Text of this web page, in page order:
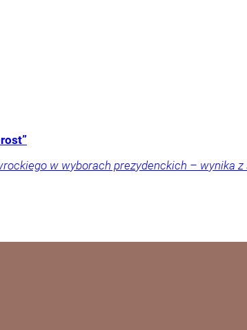
w wyborach prezydenckich – wynika